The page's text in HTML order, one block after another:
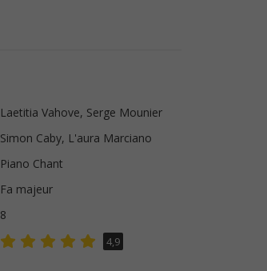
Laetitia Vahove, Serge Mounier
Simon Caby, L'aura Marciano
Piano Chant
Fa majeur
8
4,9